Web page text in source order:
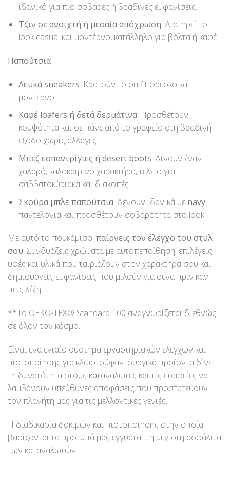
ιδανικό για πιο σοβαρές ή βραδινές εμφανίσεις.
Τζιν σε ανοιχτή ή μεσαία απόχρωση: Διατηρεί το
look casual και μοντέρνο, κατάλληλο για βόλτα ή καφέ.
Παπούτσια
Λευκά sneakers: Κρατούν το outfit φρέσκο και
μοντέρνο.
Καφέ loafers ή δετά δερμάτινα: Προσθέτουν
κομψότητα και σε πάνε από το γραφείο στη βραδινή
έξοδο χωρίς αλλαγές.
Μπεζ εσπαντρίγιες ή desert boots: Δίνουν έναν
χαλαρό, καλοκαιρινό χαρακτήρα, τέλειο για
σαββατοκύριακα και διακοπές.
Σκούρα μπλε παπούτσια: Δένουν ιδανικά με navy
παντελόνια και προσθέτουν σοβαρότητα στο look.
Με αυτό το πουκάμισο,παίρνεις τον έλεγχο του στυλ
σου. Συνδυάζεις χρώματα με αυτοπεποίθηση, επιλέγεις
υφές και υλικά που ταιριάζουν στον χαρακτήρα σου και
δημιουργείς εμφανίσεις που μιλούν για σένα πριν καν
πεις λέξη.
**Το OEKO-TEX® Standard 100 αναγνωρίζεται διεθνώς
σε όλον τον κόσμο.
Είναι ένα ενιαίο σύστημα εργαστηριακών ελέγχων και
πιστοποίησης για κλωστοϋφαντουργικά προϊόντα δίνει
τη δυνατότητα στους καταναλωτές και τις εταιρείες να
λαμβάνουν υπεύθυνες αποφάσεις που προστατεύουν
τον πλανήτη μας για τις μελλοντικές γενιές.
Η διαδικασία δοκιμών και πιστοποίησης στην οποία
βασίζονται τα πρότυπά μας εγγυάται τη μέγιστη ασφάλεια
των καταναλωτών.